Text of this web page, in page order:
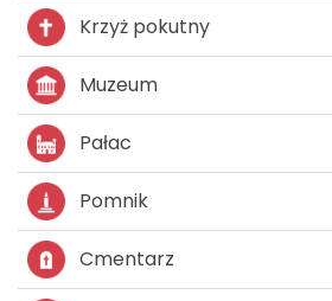
Krzyż pokutny
Muzeum
Pałac
Pomnik
Cmentarz